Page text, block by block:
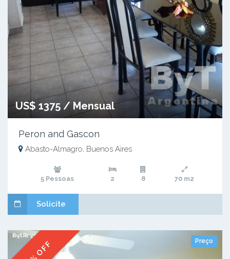
US$ 1375 / Mensual
Peron and Gascon
Abasto-Almagro, Buenos Aires
5 Pessoas 2 8 70 m2
Solicite
Preço
% OFF